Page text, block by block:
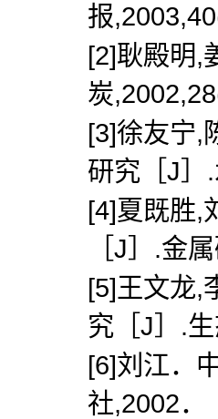
报
[2]耿殿明,
炭
[3]徐友宁,
研究［J］
[4]夏既胜,
［J］.金
[5]王文龙,
究［J］.
[6]刘江．
社,2002．